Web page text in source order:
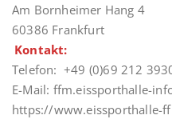
Am Bornheimer Hang 4
60386 Frankfurt
Kontakt:
Telefon: +49 (0)69 212
E-Mail: ffm.eissporthalle-
https://www.eissporthalle-